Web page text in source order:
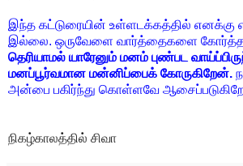
இந்த கட்டுரையின் உள்ளடக்கத்தில் எனக்கு
இல்லை. ஒருவேளை வார்த்தைகளை கோர்த்த
தெரியாமல் யாரேனும் மனம் புண்பட
மனப்பூர்வமான மன்னிப்பைக் கோருகிறேன்.
அன்பை பகிர்ந்து கொள்ளவே
நிகழ்காலத்தில் சிவா